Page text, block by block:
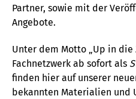
Partner, sowie mit der
Angebote.
Unter dem Motto „Up in
Fachnetzwerk ab sofort als
finden hier auf unserer
bekannten Materialien und